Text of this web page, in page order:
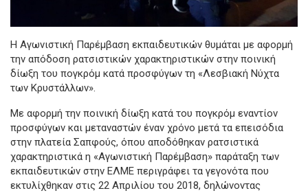
Η Αγωνιστική Παρέμβαση εκπαιδευτικών θυμάται με αφορμή
την απόδοση ρατσιστικών χαρακτηριστικών στην ποινική
δίωξη του πογκρόμ κατά προσφύγων τη «Λεσβιακή Νύχτα
των Κρυστάλλων».
Με αφορμή την ποινική δίωξη κατά του πογκρόμ εναντίον
προσφύγων και μεταναστών έναν χρόνο μετά τα επεισόδια
στην πλατεία Σαπφούς, όπου αποδόθηκαν ρατσιστικά
χαρακτηριστικά η «Αγωνιστική Παρέμβαση» παράταξη των
εκπαιδευτικών στην ΕΛΜΕ περιγράφει τα γεγονότα που
εκτυλίχθηκαν στις 22 Απριλίου του 2018, δηλώνοντας